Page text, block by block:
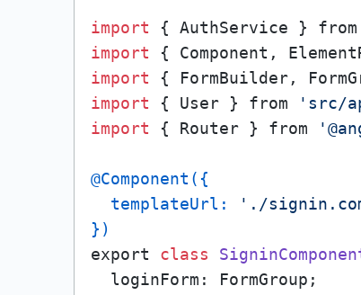
import { AuthService } from
import { Component,
import { FormBuilder,
import { User } from 'src/
import { Router } from
@Component({
  templateUrl:
'./
})
export class
  loginForm: FormGroup;